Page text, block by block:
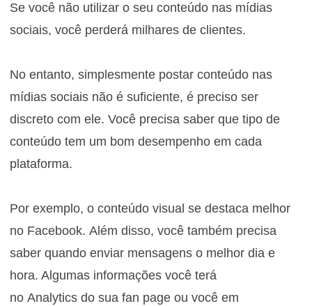
Se você não utilizar o seu conteúdo nas mídias
sociais, você perderá milhares de clientes.
No entanto, simplesmente postar conteúdo nas
mídias sociais não é suficiente, é preciso ser
discreto com ele. Você precisa saber que tipo de
conteúdo tem um bom desempenho em cada
plataforma.
Por exemplo, o conteúdo visual se destaca melhor
no Facebook. Além disso, você também precisa
saber quando enviar mensagens o melhor dia e
hora. Algumas informações você terá
no Analytics do sua fan page ou você em